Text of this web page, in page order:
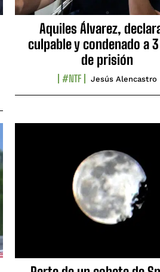
Aquiles Álvarez,
culpable y condenado a
de prisión
#NTF Jesús Alencastro